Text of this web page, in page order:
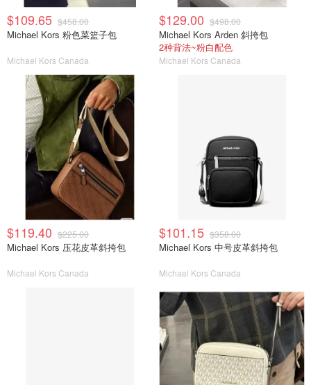
$109.65 $458.00
Michael Kors 粉色菜篮子包
Michael Kors Canada
$129.00 $498.00
Michael Kors Arden 斜挎包
2种背法~粉白配色
Michael Kors Canada
$119.40 $225.00
Michael Kors 压花皮革斜挎包
Michael Kors Canada
$101.15 $358.00
Michael Kors 中号皮革斜挎包
Michael Kors Canada